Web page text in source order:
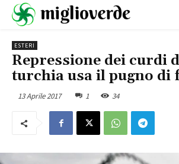
ESTERI
Repressione dei curdi
turchia usa il pugno di
13 Aprile 2017 1 34